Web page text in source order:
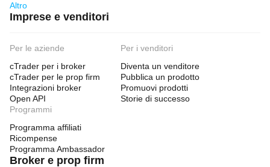
Altro
Imprese e venditori
Per le aziende
cTrader per i broker
cTrader per le prop firm
Integrazioni broker
Open API
Per i venditori
Diventa un venditore
Pubblica un prodotto
Promuovi prodotti
Storie di successo
Programmi
Programma affiliati
Ricompense
Programma Ambassador
Broker e prop firm